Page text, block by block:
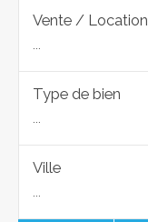
Vente / Location
...
Type de bien
...
Ville
...